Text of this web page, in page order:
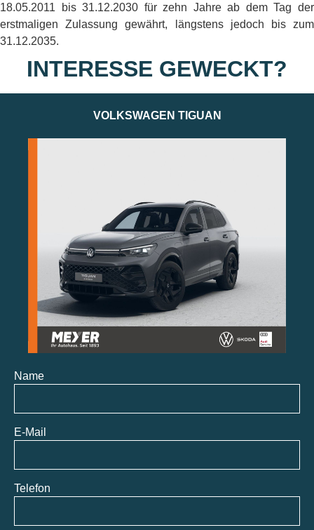
18.05.2011 bis 31.12.2030 für zehn Jahre ab dem Tag der
erstmaligen Zulassung gewährt, längstens jedoch bis zum
31.12.2035.
INTERESSE GEWECKT?
Name
E-Mail
Telefon
VOLKSWAGEN TIGUAN